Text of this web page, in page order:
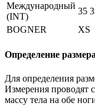
Международный
(INT)
35
BOGNER
XS
Определение
Для определения
Измерения проводят
массу тела на обе